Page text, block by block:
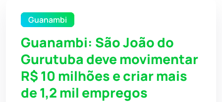
Guanambi
Guanambi: São João do
Gurutuba deve movimentar
R$ 10 milhões e criar mais
de 1,2 mil empregos